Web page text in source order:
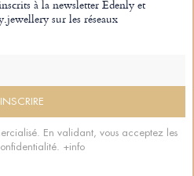
à la newsletter Edenly et
sur les réseaux
En validant, vous acceptez les
+info